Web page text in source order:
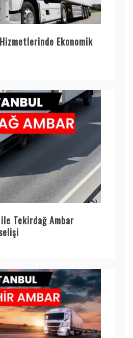
Ekonomik
Tekirdağ Ambar